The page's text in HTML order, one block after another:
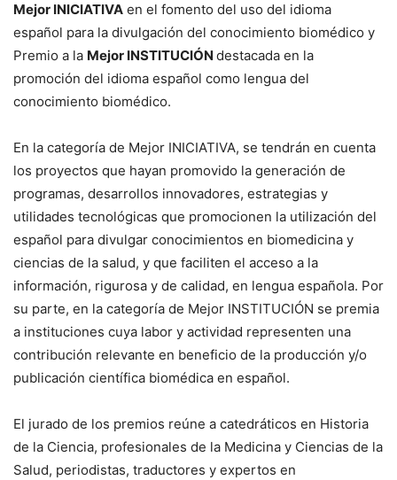
Mejor INICIATIVA en el fomento del uso del idioma
español para la divulgación del conocimiento biomédico y
Premio a la Mejor INSTITUCIÓN destacada en la
promoción del idioma español como lengua del
conocimiento biomédico.
En la categoría de Mejor INICIATIVA, se tendrán en cuenta
los proyectos que hayan promovido la generación de
programas, desarrollos innovadores, estrategias y
utilidades tecnológicas que promocionen la utilización del
español para divulgar conocimientos en biomedicina y
ciencias de la salud, y que faciliten el acceso a la
información, rigurosa y de calidad, en lengua española. Por
su parte, en la categoría de Mejor INSTITUCIÓN se premia
a instituciones cuya labor y actividad representen una
contribución relevante en beneficio de la producción y/o
publicación científica biomédica en español.
El jurado de los premios reúne a catedráticos en Historia
de la Ciencia, profesionales de la Medicina y Ciencias de la
Salud, periodistas, traductores y expertos en